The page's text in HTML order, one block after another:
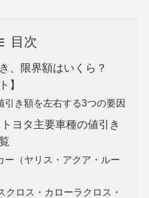
目次
、限界額はいくら？
】
引き額を左右する3つの要因
トヨタ主要車種の値引き
ー（ヤリス・アクア・ルー
クロス・カローラクロス・